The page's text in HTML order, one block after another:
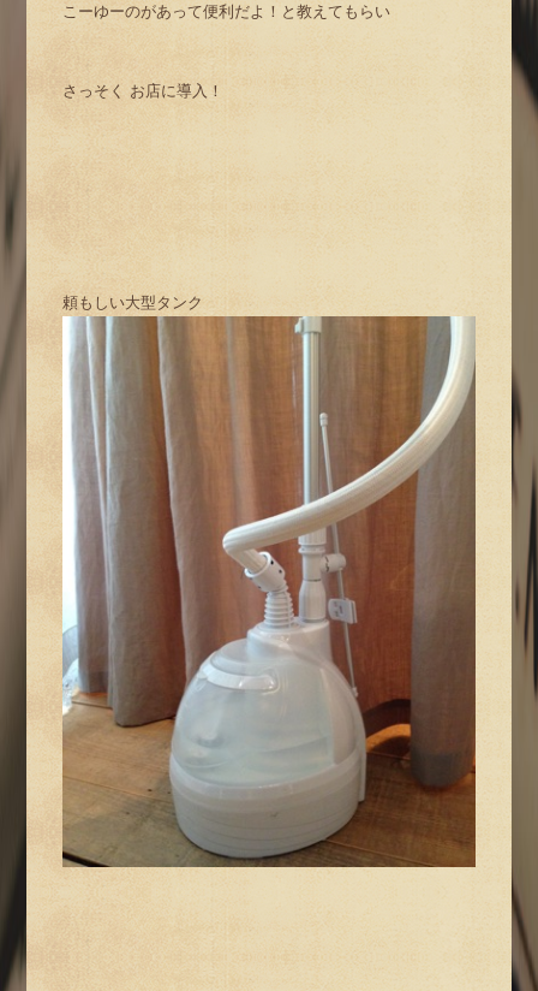
こーゆーのがあって便利だよ！と教えてもらい
さっそく お店に導入！
頼もしい大型タンク